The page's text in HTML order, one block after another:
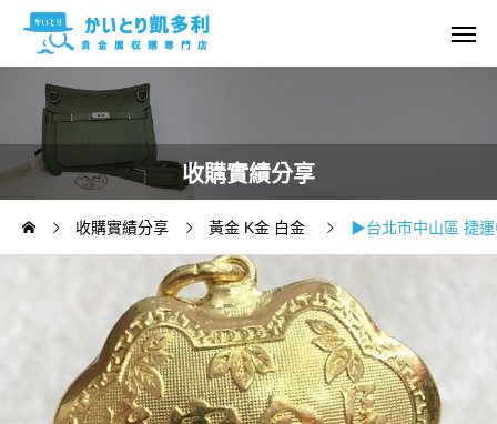
收購實績分享
收購實績分享 黃金 K金 白金 ▶台北市中山區 捷